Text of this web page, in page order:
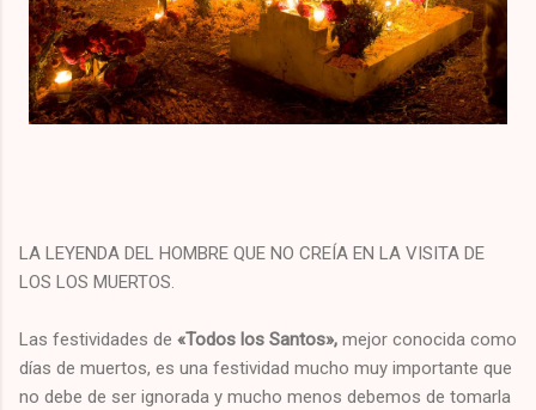
LA LEYENDA DEL HOMBRE QUE NO CREÍA EN LA VISITA DE
LOS LOS MUERTOS.
Las festividades de «Todos los Santos», mejor conocida como
días de muertos, es una festividad mucho muy importante que
no debe de ser ignorada y mucho menos debemos de tomarla